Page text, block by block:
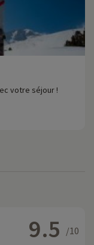
votre séjour !
9.5 /10